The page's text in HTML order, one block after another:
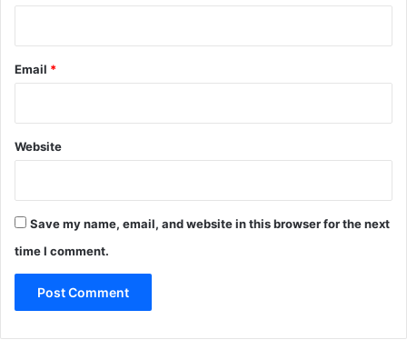
Email *
Website
Save my name, email, and website in this browser for the next
time I comment.